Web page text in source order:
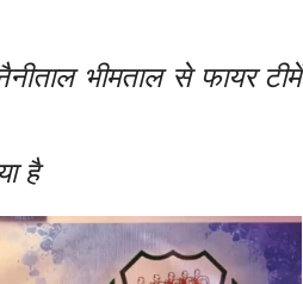
भीमताल से फायर टीमें
है